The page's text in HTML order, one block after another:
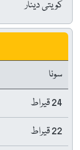
کویتی دینار
سونا
24 قیراط
22 قیراط